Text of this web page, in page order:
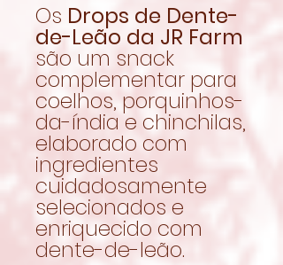
Os Drops de Dente-
de-Leão da JR Farm
são um snack
complementar para
coelhos, porquinhos-
da-índia e chinchilas,
elaborado com
ingredientes
cuidadosamente
selecionados e
enriquecido com
dente-de-leão.